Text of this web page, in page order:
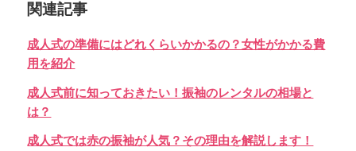
関連記事
成人式の準備にはどれくらいかかるの？女性がかかる費
用を紹介
成人式前に知っておきたい！振袖のレンタルの相場と
は？
成人式では赤の振袖が人気？その理由を解説します！